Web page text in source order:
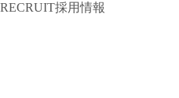
RECRUIT採用情報